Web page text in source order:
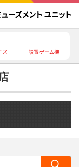
ズ 設置ゲーム機